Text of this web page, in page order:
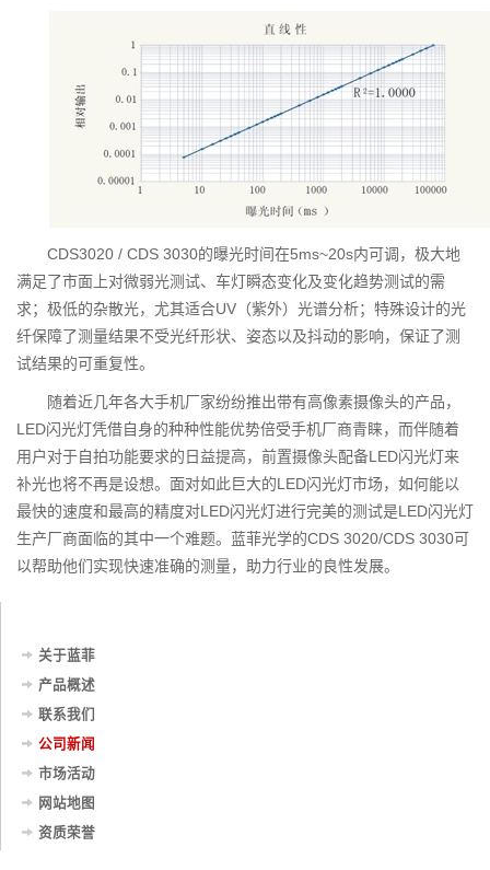
CDS3020 / CDS 3030的曝光时间在5ms~20s内可调，极大地
满足了市面上对微弱光测试、车灯瞬态变化及变化趋势测试的需
求；极低的杂散光，尤其适合UV（紫外）光谱分析；特殊设计的光
纤保障了测量结果不受光纤形状、姿态以及抖动的影响，保证了测
试结果的可重复性。
随着近几年各大手机厂家纷纷推出带有高像素摄像头的产品，
LED闪光灯凭借自身的种种性能优势倍受手机厂商青睐，而伴随着
用户对于自拍功能要求的日益提高，前置摄像头配备LED闪光灯来
补光也将不再是设想。面对如此巨大的LED闪光灯市场，如何能以
最快的速度和最高的精度对LED闪光灯进行完美的测试是LED闪光灯
生产厂商面临的其中一个难题。蓝菲光学的CDS 3020/CDS 3030可
以帮助他们实现快速准确的测量，助力行业的良性发展。
关于蓝菲
产品概述
联系我们
公司新闻
市场活动
网站地图
资质荣誉